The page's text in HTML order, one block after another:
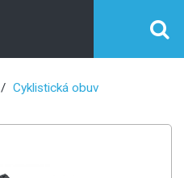
Cyklistická obuv